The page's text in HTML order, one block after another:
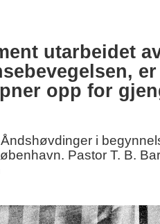
utarbeidet
opp for
i
Pastor T. B.